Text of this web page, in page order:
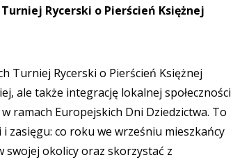
Rycerski o Pierścień Księżnej
Turniej Rycerski o Pierścień Księżnej
ale także integrację lokalnej społeczności
ramach Europejskich Dni Dziedzictwa. To
zasięgu: co roku we wrześniu mieszkańcy
swojej okolicy oraz skorzystać z